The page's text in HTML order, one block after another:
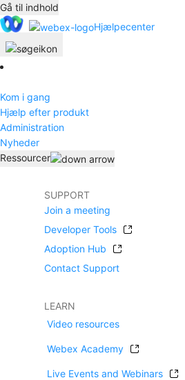
Gå til indhold
Hjælpecenter
Kom i gang
Hjælp efter produkt
Administration
Nyheder
Ressourcer
SUPPORT
Join a meeting
Developer Tools
Adoption Hub
Contact Support
LEARN
Video resources
Webex Academy
Live Events and Webinars